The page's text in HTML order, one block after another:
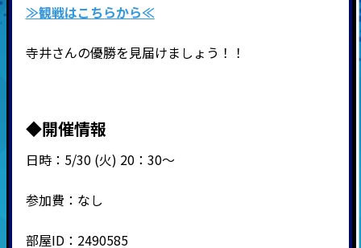
≫観戦はこちらから≪
寺井さんの優勝を見届けましょう！！
◆開催情報
日時：5/30 (火) 20：30～
参加費：なし
部屋ID：2490585